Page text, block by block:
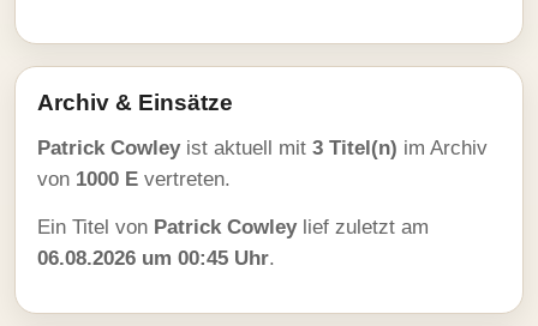
Archiv & Einsätze
Patrick Cowleyist aktuell mit 3 Titel(n) im Archiv
von 1000 E vertreten.
Ein Titel von Patrick Cowleylief zuletzt am
06.08.2026 um 00:45 Uhr.